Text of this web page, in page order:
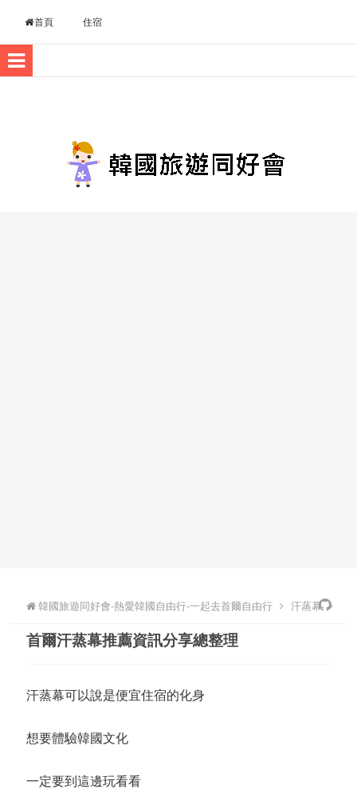
首頁 住宿
韓國旅遊同好會-熱愛韓國自由行-一起去首爾自由行 汗蒸幕
韓國自助旅行
首爾汗蒸幕推薦資訊分享總整理
汗蒸幕可以說是便宜住宿的化身
想要體驗韓國文化
一定要到這邊玩看看